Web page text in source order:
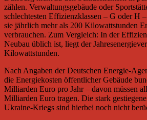
zählen. Verwaltungsgebäude oder
schlechtesten Effizienzklassen – G oder H
sie jährlich mehr als 200 Kilowattstunden
verbrauchen. Zum Vergleich: In der
Neubau üblich ist, liegt der
Kilowattstunden.
Nach Angaben der Deutschen Energie-
die Energiekosten öffentlicher Gebäude
Milliarden Euro pro Jahr – davon müssen
Milliarden Euro tragen. Die stark
Ukraine-Kriegs sind hierbei noch nicht